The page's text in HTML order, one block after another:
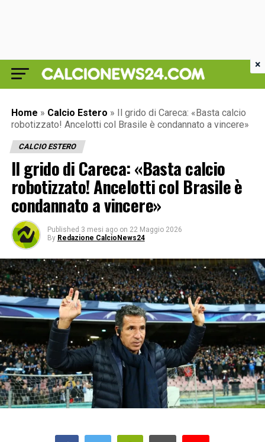
Home » Calcio Estero » Il grido di Careca: «Basta calcio
robotizzato! Ancelotti col Brasile è condannato a vincere»
CALCIO ESTERO
Il grido di Careca: «Basta calcio
robotizzato! Ancelotti col Brasile è
condannato a vincere»
Published 3 mesi ago on 22 Maggio 2026
By Redazione CalcioNews24
×